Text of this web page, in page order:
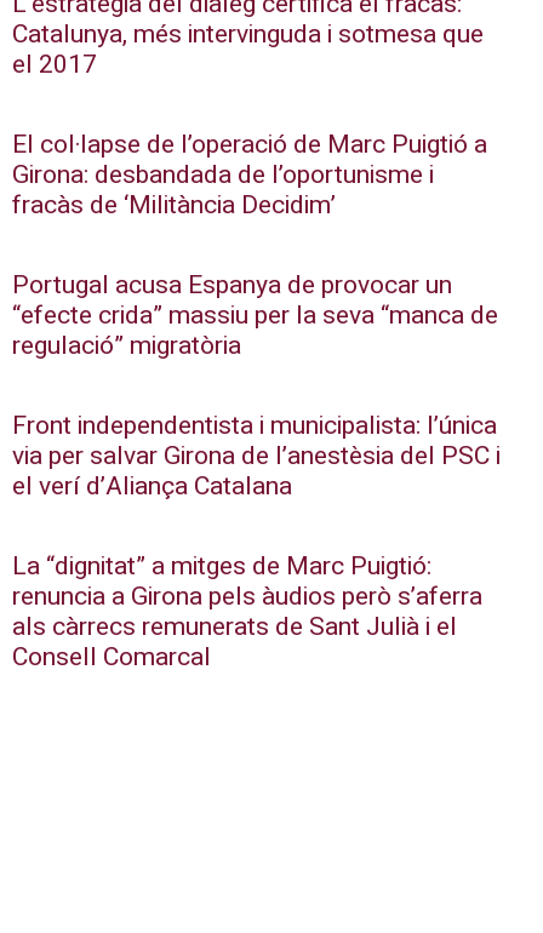
Catalunya, més intervinguda i sotmesa que
el 2017
El col·lapse de l’operació de Marc Puigtió a
Girona: desbandada de l’oportunisme i
fracàs de ‘Militància Decidim’
Portugal acusa Espanya de provocar un
“efecte crida” massiu per la seva “manca de
regulació” migratòria
Front independentista i municipalista: l’única
via per salvar Girona de l’anestèsia del PSC i
el verí d’Aliança Catalana
La “dignitat” a mitges de Marc Puigtió:
renuncia a Girona pels àudios però s’aferra
als càrrecs remunerats de Sant Julià i el
Consell Comarcal